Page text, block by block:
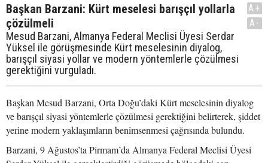
Başkan Barzani: Kürt meselesi barışçıl yollarla
çözülmeli
Mesud Barzani, Almanya Federal Meclisi Üyesi Serdar
Yüksel ile görüşmesinde Kürt meselesinin diyalog,
barışçıl siyasi yollar ve modern yöntemlerle çözülmesi
gerektiğini vurguladı.
A+
A-
Başkan Mesud Barzani, Orta Doğu’daki Kürt meselesinin diyalog
ve barışçıl siyasi yöntemlerle çözülmesi gerektiğini belirterek, şiddet
yerine modern yaklaşımların benimsenmesi çağrısında bulundu.
Barzani, 9 Ağustos’ta Pirmam’da Almanya Federal Meclisi Üyesi